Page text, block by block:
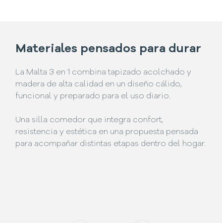
Materiales pensados para durar
La Malta 3 en 1 combina tapizado acolchado y
madera de alta calidad en un diseño cálido,
funcional y preparado para el uso diario.
Una silla comedor que integra confort,
resistencia y estética en una propuesta pensada
para acompañar distintas etapas dentro del hogar.